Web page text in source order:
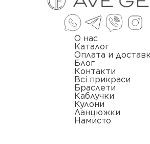
О нас
Каталог
Оплата и
Блог
Контакти
Всі прикраси
Браслети
Каблучки
Кулони
Ланцюжки
Намисто